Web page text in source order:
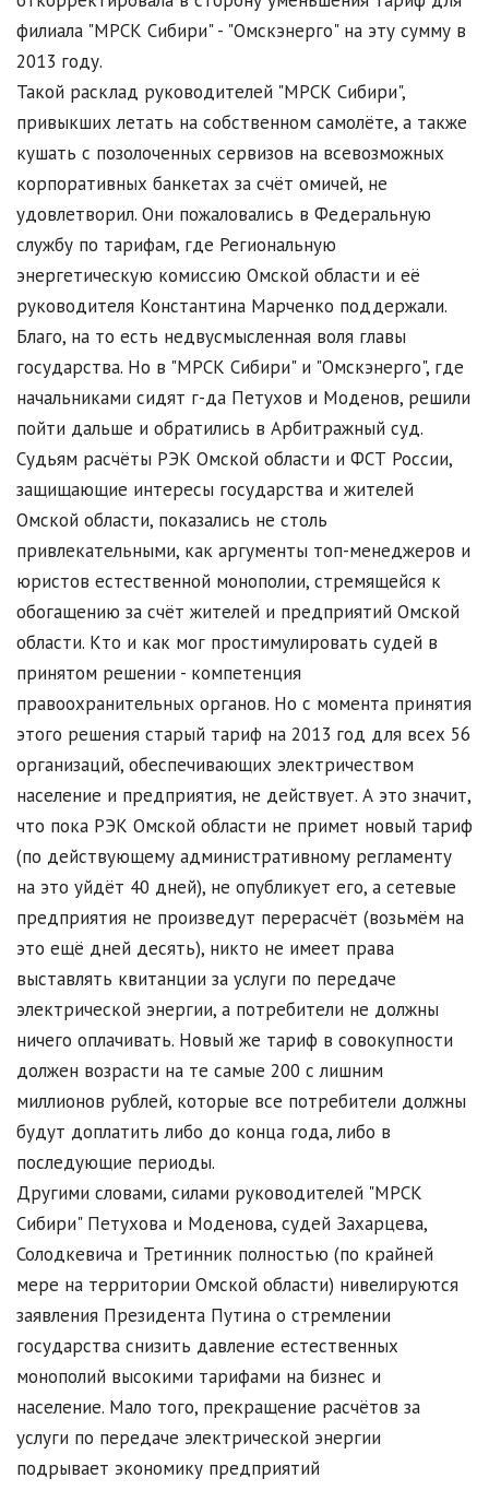
филиала "МРСК Сибири" - "Омскэнерго" на эту сумму в
2013 году.
Такой расклад руководителей "МРСК Сибири",
привыкших летать на собственном самолёте, а также
кушать с позолоченных сервизов на всевозможных
корпоративных банкетах за счёт омичей, не
удовлетворил. Они пожаловались в Федеральную
службу по тарифам, где Региональную
энергетическую комиссию Омской области и её
руководителя Константина Марченко поддержали.
Благо, на то есть недвусмысленная воля главы
государства. Но в "МРСК Сибири" и "Омскэнерго", где
начальниками сидят г-да Петухов и Моденов, решили
пойти дальше и обратились в Арбитражный суд.
Судьям расчёты РЭК Омской области и ФСТ России,
защищающие интересы государства и жителей
Омской области, показались не столь
привлекательными, как аргументы топ-менеджеров и
юристов естественной монополии, стремящейся к
обогащению за счёт жителей и предприятий Омской
области. Кто и как мог простимулировать судей в
принятом решении - компетенция
правоохранительных органов. Но с момента принятия
этого решения старый тариф на 2013 год для всех 56
организаций, обеспечивающих электричеством
население и предприятия, не действует. А это значит,
что пока РЭК Омской области не примет новый тариф
(по действующему административному регламенту
на это уйдёт 40 дней), не опубликует его, а сетевые
предприятия не произведут перерасчёт (возьмём на
это ещё дней десять), никто не имеет права
выставлять квитанции за услуги по передаче
электрической энергии, а потребители не должны
ничего оплачивать. Новый же тариф в совокупности
должен возрасти на те самые 200 с лишним
миллионов рублей, которые все потребители должны
будут доплатить либо до конца года, либо в
последующие периоды.
Другими словами, силами руководителей "МРСК
Сибири" Петухова и Моденова, судей Захарцева,
Солодкевича и Третинник полностью (по крайней
мере на территории Омской области) нивелируются
заявления Президента Путина о стремлении
государства снизить давление естественных
монополий высокими тарифами на бизнес и
население. Мало того, прекращение расчётов за
услуги по передаче электрической энергии
подрывает экономику предприятий